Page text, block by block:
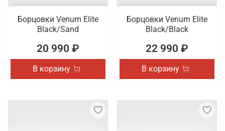
Борцовки Venum Elite
Black/Sand
20 990 ₽
В корзину
Борцовки Venum Elite
Black/Black
22 990 ₽
В корзину